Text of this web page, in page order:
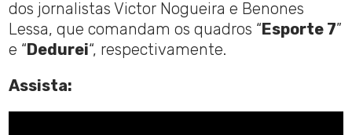
dos jornalistas Victor Nogueira e Benones
Lessa, que comandam os quadros “ Esporte 7”
e “ Dedurei“, respectivamente.
Assista: